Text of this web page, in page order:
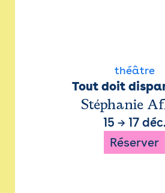
théâtre
Tout doit
Stéphanie
15 → 17 déc.
Réserver